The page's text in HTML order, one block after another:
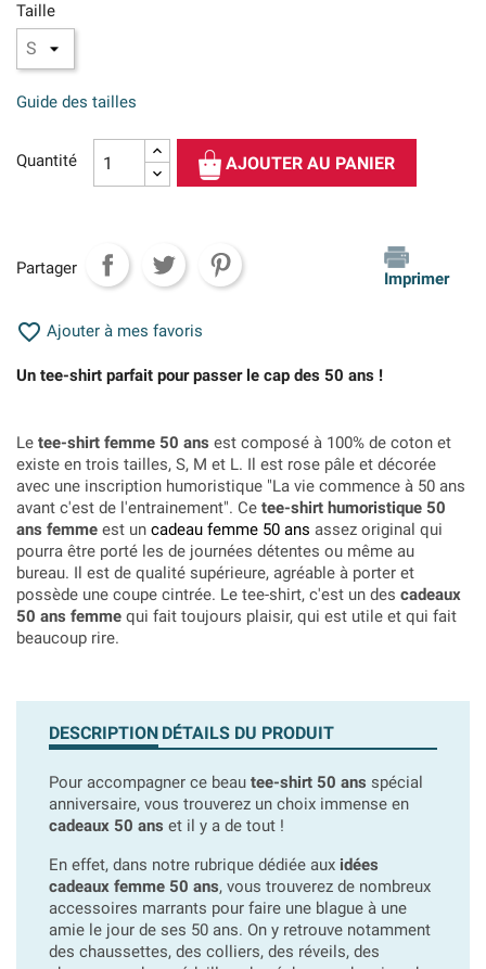
Taille
Guide des tailles
Quantité AJOUTER AU PANIER
Partager
Imprimer
 Ajouter à mes favoris
Un tee-shirt parfait pour passer le cap des 50 ans !
Le tee-shirt femme 50 ans est composé à 100% de coton et
existe en trois tailles, S, M et L. Il est rose pâle et décorée
avec une inscription humoristique "La vie commence à 50 ans
avant c'est de l'entrainement". Ce tee-shirt humoristique 50
ans femme est un cadeau femme 50 ans assez original qui
pourra être porté les de journées détentes ou même au
bureau. Il est de qualité supérieure, agréable à porter et
possède une coupe cintrée. Le tee-shirt, c'est un des cadeaux
50 ans femme qui fait toujours plaisir, qui est utile et qui fait
beaucoup rire.
DESCRIPTION DÉTAILS DU PRODUIT
Pour accompagner ce beau tee-shirt 50 ans spécial
anniversaire, vous trouverez un choix immense en
cadeaux 50 ans et il y a de tout !
En effet, dans notre rubrique dédiée aux idées
cadeaux femme 50 ans, vous trouverez de nombreux
accessoires marrants pour faire une blague à une
amie le jour de ses 50 ans. On y retrouve notamment
des chaussettes, des colliers, des réveils, des